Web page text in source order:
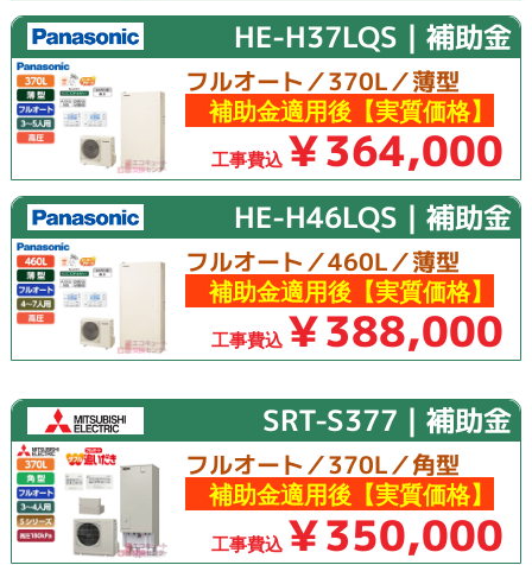
HE-H37LQS｜補助金
フルオート／370L／薄型
補助金適用後【実質価格】
工事費込 ￥364,000
HE-H46LQS｜補助金
フルオート／460L／薄型
補助金適用後【実質価格】
工事費込 ￥388,000
SRT-S377｜補助金
フルオート／370L／角型
補助金適用後【実質価格】
工事費込 ￥350,000